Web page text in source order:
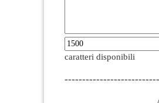
caratteri disponibili